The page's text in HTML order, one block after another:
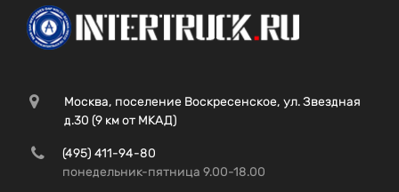
Москва, поселение Воскресенское, ул. Звездная
д.30 (9 км от МКАД)
(495) 411-94-80
понедельник-пятница 9.00-18.00